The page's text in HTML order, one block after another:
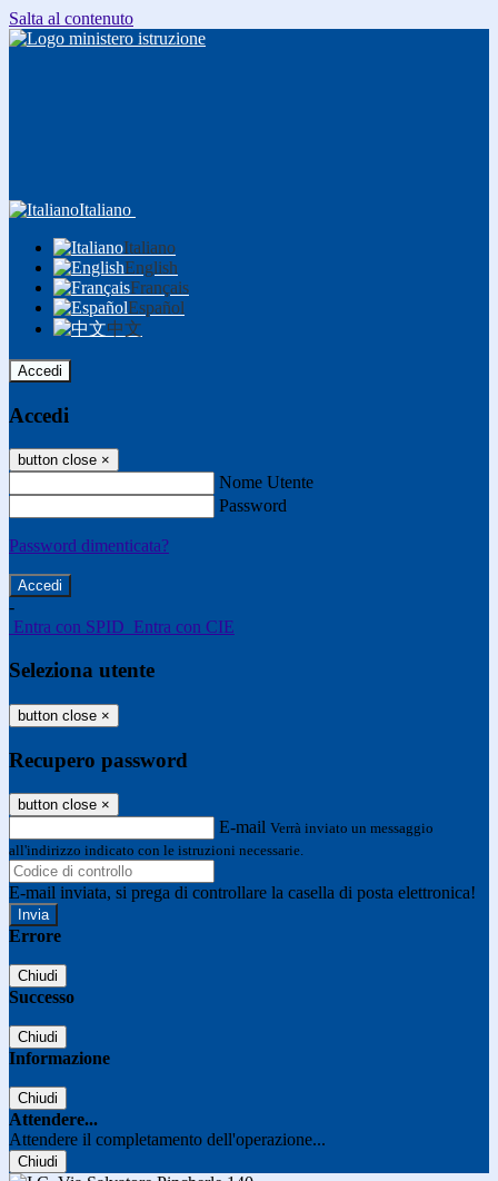
Salta al contenuto
Italiano
Italiano
English
Français
Español
中文
Accedi
Accedi
button close ×
Nome Utente
Password
Password dimenticata?
-
Entra con SPID Entra con CIE
Seleziona utente
button close ×
Recupero password
button close ×
E-mail Verrà inviato un messaggio
all'indirizzo indicato con le istruzioni necessarie.
E-mail inviata, si prega di controllare la casella di posta elettronica!
Errore
Chiudi
Successo
Chiudi
Informazione
Chiudi
Attendere...
Attendere il completamento dell'operazione...
Chiudi